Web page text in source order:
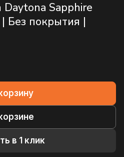
Daytona Sapphire
Без покрытия |
в 1 клик